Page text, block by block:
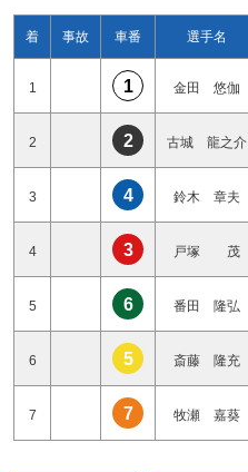
着 事故 車番 選手名
1 1 金田 悠伽
2 2 古城 龍之介
3 4 鈴木 章夫
4 3 戸塚 茂
5 6 番田 隆弘
6 5 斎藤 隆充
7 7 牧瀬 嘉葵